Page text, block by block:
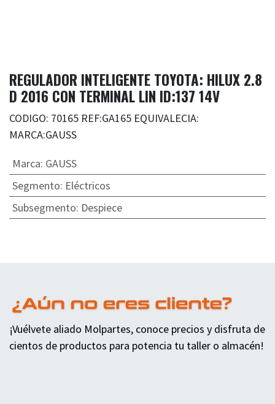
REGULADOR INTELIGENTE TOYOTA: HILUX 2.8
D 2016 CON TERMINAL LIN ID:137 14V
CODIGO: 70165 REF:GA165 EQUIVALECIA:
MARCA:GAUSS
Marca: GAUSS
Segmento: Eléctricos
Subsegmento: Despiece
¡Vuélvete aliado Molpartes, conoce precios y disfruta de
cientos de productos para potencia tu taller o almacén!